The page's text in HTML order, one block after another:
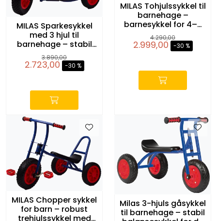
MILAS Sparkesykkel
med 3 hjul til
barnehage – stabil
modell for mindre
barn
3.890,00
2.723,00 -30 %
MILAS Tohjulssykkel til
barnehage –
barnesykkel for 4–8
år
4.290,00
2.999,00 -30 %
MILAS Chopper sykkel
for barn – robust
trehjulssykkel med
Milas 3-hjuls gåsykkel
til barnehage – stabil